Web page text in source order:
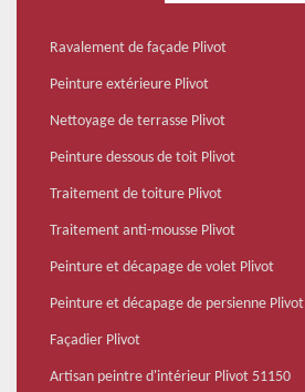
Ravalement de façade Plivot
Peinture extérieure Plivot
Nettoyage de terrasse Plivot
Peinture dessous de toit Plivot
Traitement de toiture Plivot
Traitement anti-mousse Plivot
Peinture et décapage de volet Plivot
Peinture et décapage de persienne Plivot
Façadier Plivot
Artisan peintre d'intérieur Plivot 51150